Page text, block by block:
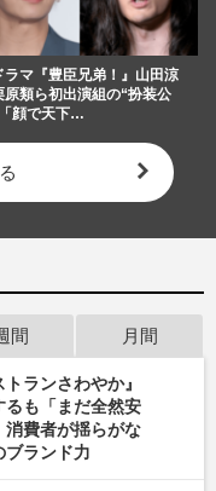
ラマ『豊臣兄弟！』山田涼
原類ら初出演組の“扮装公
顔で天下…
間 月間
ランさわやか』
るも「まだ全然安
消費者が揺らがな
ブランド力